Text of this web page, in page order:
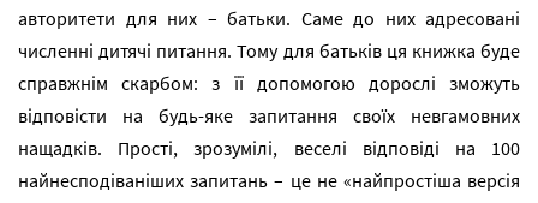
авторитети для них – батьки. Саме до них адресовані
численні дитячі питання. Тому для батьків ця книжка буде
справжнім скарбом: з її допомогою дорослі зможуть
відповісти на будь-яке запитання своїх невгамовних
нащадків. Прості, зрозумілі, веселі відповіді на 100
найнесподіваніших запитань – це не «найпростіша версія